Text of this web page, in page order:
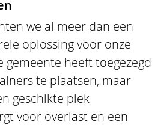
we al meer dan een
oplossing voor onze
gemeente heeft toegezegd
te plaatsen, maar
geschikte plek
voor overlast en een